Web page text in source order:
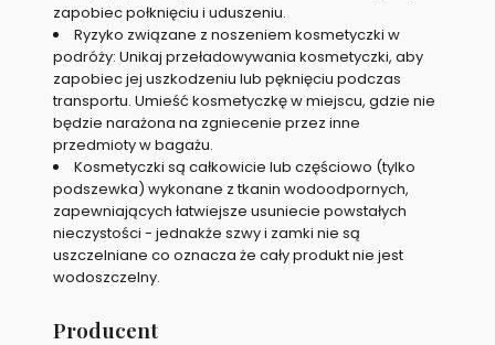
zapobiec połknięciu i uduszeniu.
Ryzyko związane z noszeniem kosmetyczki w
podróży: Unikaj przeładowywania kosmetyczki, aby
zapobiec jej uszkodzeniu lub pęknięciu podczas
transportu. Umieść kosmetyczkę w miejscu, gdzie nie
będzie narażona na zgniecenie przez inne
przedmioty w bagażu.
Kosmetyczki są całkowicie lub częściowo (tylko
podszewka) wykonane z tkanin wodoodpornych,
zapewniających łatwiejsze usuniecie powstałych
nieczystości - jednakże szwy i zamki nie są
uszczelniane co oznacza że cały produkt nie jest
wodoszczelny.
Producent